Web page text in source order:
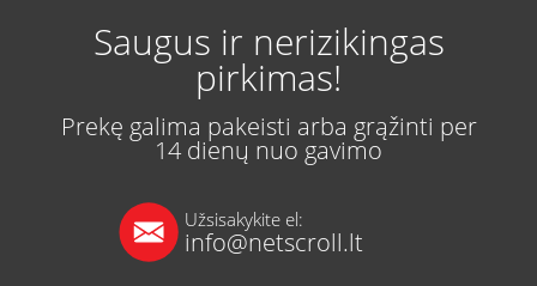
Saugus ir nerizikingas
pirkimas!
Prekę galima pakeisti arba grąžinti per
14 dienų nuo gavimo
Užsisakykite el:
info@netscroll.lt